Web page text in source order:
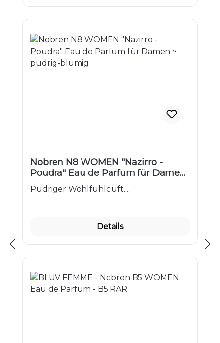
Nobren N8 WOMEN "Nazirro -
Poudra" Eau de Parfum für Damen
~ pudrig-blumig
Pudriger Wohlfühlduft....
Details